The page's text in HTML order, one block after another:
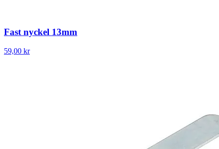
Fast nyckel 13mm
59,00 kr